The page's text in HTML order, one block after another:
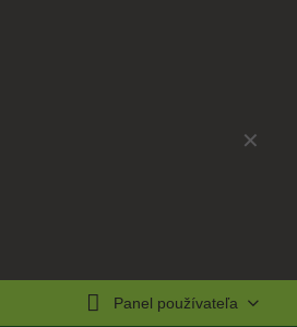
✕
Panel používateľa